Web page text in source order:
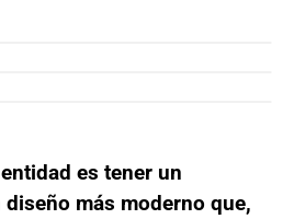
es tener un
más moderno que,